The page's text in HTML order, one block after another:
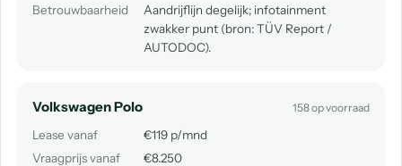
Betrouwbaarheid
Aandrijflijn degelijk; infotainment
zwakker punt (bron: TÜV Report /
AUTODOC).
Volkswagen Polo 158 op voorraad
Lease vanaf
€119 p/mnd
Vraagprijs vanaf
€8.250